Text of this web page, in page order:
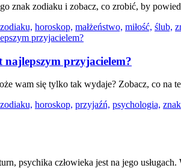
znak zodiaku i zobacz, co zrobić, by
horoskop, małżeństwo, miłość, ślub,
przyjacielem?
wam się tylko tak wydaje? Zobacz, co na
horoskop, przyjaźń, psychologia,
psychika człowieka jest na jego